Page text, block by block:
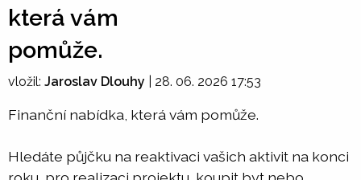
která vám
pomůže.
vložil: Jaroslav Dlouhy 28. 06. 2026 17:53
Finanční nabídka, která vám pomůže.
Hledáte půjčku na reaktivaci vašich aktivit na konci